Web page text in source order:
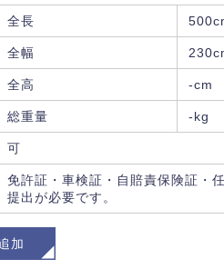
全長
全幅
全高 -cm
総重量 -kg
可
免許証・車検証・自賠責保険証・
提出が必要です。
加